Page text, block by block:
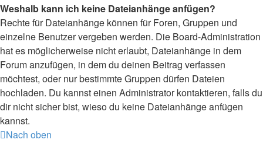
Weshalb kann ich keine Dateianhänge anfügen?
Rechte für Dateianhänge können für Foren, Gruppen und
einzelne Benutzer vergeben werden. Die Board-Administration
hat es möglicherweise nicht erlaubt, Dateianhänge in dem
Forum anzufügen, in dem du deinen Beitrag verfassen
möchtest, oder nur bestimmte Gruppen dürfen Dateien
hochladen. Du kannst einen Administrator kontaktieren, falls du
dir nicht sicher bist, wieso du keine Dateianhänge anfügen
kannst.
Nach oben